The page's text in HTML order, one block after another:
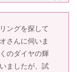
ングを探して
さんに伺いま
のダイヤの輝
ましたが、試